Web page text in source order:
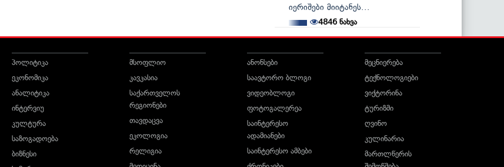
იერიშები მიიტანეს...
4846ნახვა
პოლიტიკა
ეკონომიკა
ანალიტიკა
ინტერვიუ
კულტურა
საზოგადოება
ბიზნესი
მსოფლიო
კავკასია
საქართველოს
რეგიონები
თავდაცვა
ეკოლოგია
რელიგია
ანონსები
საავტორო ბლოგი
ვიდეობლოგი
ფოტოგალერეა
საინტერესო
ადამიანები
საინტერესო ამბები
მეცნიერება
ტექნოლოგიები
ვიქტორინა
ტურიზმი
ღვინო
კულინარია
მართლწერის